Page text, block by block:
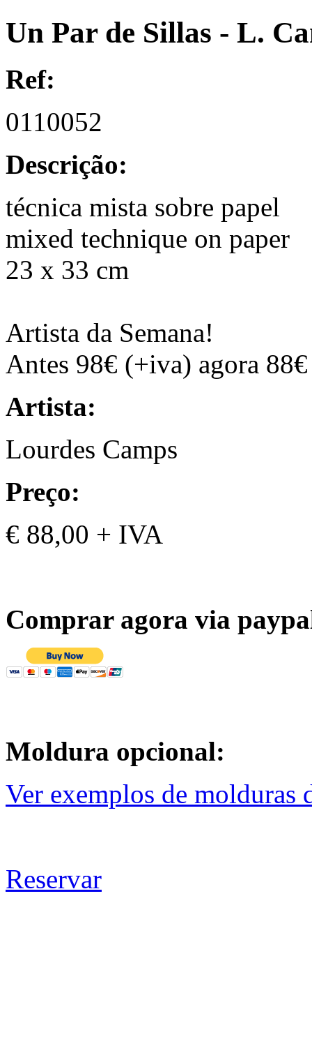
Un Par de Sillas - L.
Ref:
0110052
Descrição:
técnica mista sobre papel
mixed technique on paper
23 x 33 cm
Artista da Semana!
Antes 98€ (+iva) agora
Artista:
Lourdes Camps
Preço:
€ 88,00 + IVA
Comprar agora via
Moldura opcional:
Ver exemplos de molduras
Reservar